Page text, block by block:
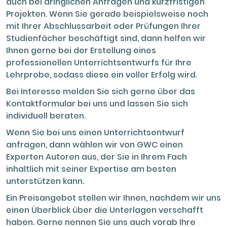
Plagiatsprüfung durch und senden Ihnen
kostenlos einen Bericht zusammen mit dem
fertigen Text zu.
Projekten. Wenn Sie gerade beispielsweise noch
mit Ihrer Abschlussarbeit oder Prüfungen Ihrer
Studienfächer beschäftigt sind, dann helfen wir
Ihnen gerne bei der Erstellung eines
professionellen Unterrichtsentwurfs für Ihre
Lehrprobe, sodass diese ein voller Erfolg wird.
Bei Interesse melden Sie sich gerne über das
Kontaktformular bei uns und lassen Sie sich
individuell beraten.
Wenn Sie bei uns einen Unterrichtsentwurf
anfragen, dann wählen wir von GWC einen
Experten Autoren aus, der Sie in Ihrem Fach
inhaltlich mit seiner Expertise am besten
unterstützen kann.
Ein Preisangebot stellen wir Ihnen, nachdem wir uns
einen Überblick über die Unterlagen verschafft
haben. Gerne nennen Sie uns auch vorab Ihre